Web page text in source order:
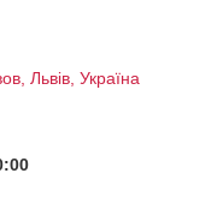
Львів, Україна